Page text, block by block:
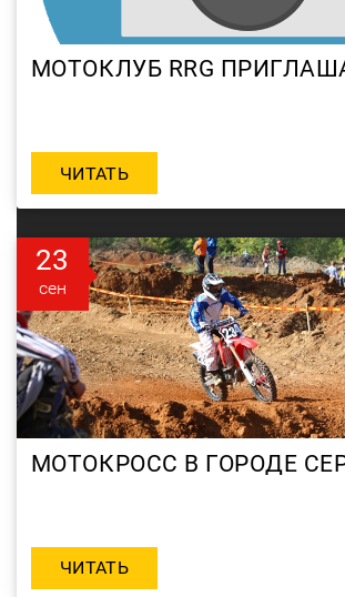
ЧИТАТЬ
23
сен
МОТОКРОСС В ГОРОДЕ
ЧИТАТЬ